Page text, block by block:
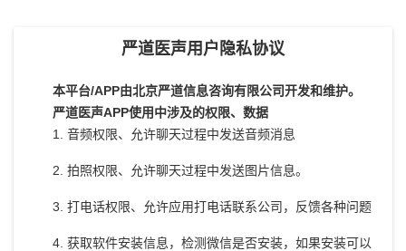
严道医声用户隐私协议
本平台/APP由北京严道信息咨询有限公司开发和维护。
严道医声APP使用中涉及的权限、数据
1. 音频权限、允许聊天过程中发送音频消息
2. 拍照权限、允许聊天过程中发送图片信息。
3. 打电话权限、允许应用打电话联系公司，反馈各种问题
4. 获取软件安装信息，检测微信是否安装，如果安装可以